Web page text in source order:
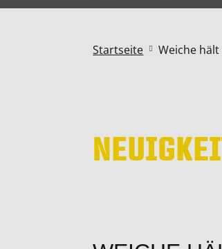
Startseite  Weiche